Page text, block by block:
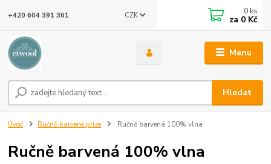
Menu
CZK
Hledat
+420 604 391 361 0 ks
za 0 Kč
Úvod Ručně barvené příze Ručně barvená 100% vlna
Ručně barvená 100% vlna